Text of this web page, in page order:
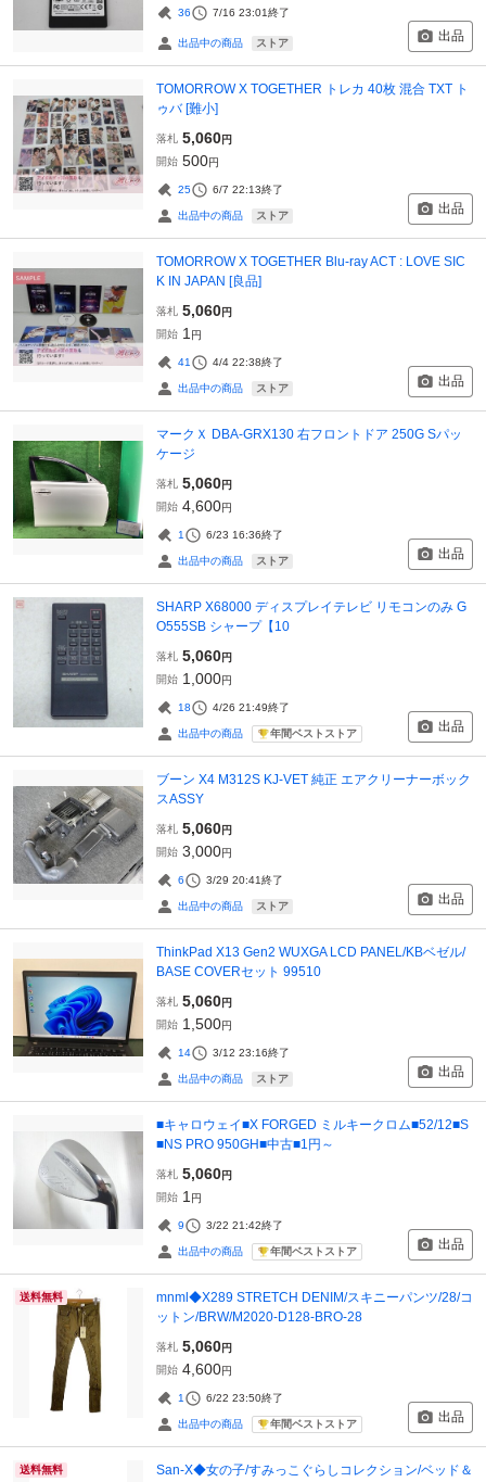
36 7/16 23:01終了
出品中の商品 ストア 出品
TOMORROW X TOGETHER トレカ 40枚 混合 TXT ト
ゥバ [難小]
落札 5,060円
開始 500円
25 6/7 22:13終了
出品中の商品 ストア 出品
TOMORROW X TOGETHER Blu-ray ACT : LOVE SIC
K IN JAPAN [良品]
落札 5,060円
開始 1 円
41 4/4 22:38終了
出品中の商品 ストア 出品
マークＸ DBA-GRX130 右フロントドア 250G Sパッ
ケージ
落札 5,060円
開始 4,600円
1 6/23 16:36終了
出品中の商品 ストア 出品
SHARP X68000 ディスプレイテレビ リモコンのみ G
O555SB シャープ【10
落札 5,060円
開始 1,000円
18 4/26 21:49終了
出品中の商品 年間ベストストア 出品
ブーン X4 M312S KJ-VET 純正 エアクリーナーボック
スASSY
落札 5,060円
開始 3,000円
6 3/29 20:41終了
出品中の商品 ストア 出品
ThinkPad X13 Gen2 WUXGA LCD PANEL/KBベゼル/
BASE COVERセット 99510
落札 5,060円
開始 1,500円
14 3/12 23:16終了
出品中の商品 ストア 出品
■キャロウェイ■X FORGED ミルキークロム■52/12■S
■NS PRO 950GH■中古■1円～
落札 5,060円
開始 1 円
9 3/22 21:42終了
出品中の商品 年間ベストストア 出品
送料無料
mnml◆X289 STRETCH DENIM/スキニーパンツ/28/コ
ットン/BRW/M2020-D128-BRO-28
落札 5,060円
開始 4,600円
1 6/22 23:50終了
出品中の商品 年間ベストストア 出品
送料無料
San-X◆女の子/すみっこぐらしコレクション/ベッド＆